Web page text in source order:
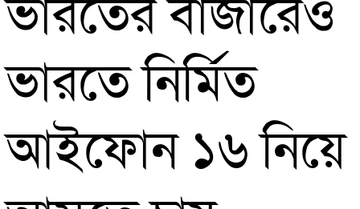
ভারতের বাজারেও
ভারতে নির্মিত
আইফোন ১৬ নিয়ে